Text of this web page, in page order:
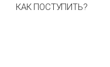
КАК ПОСТУПИТЬ?